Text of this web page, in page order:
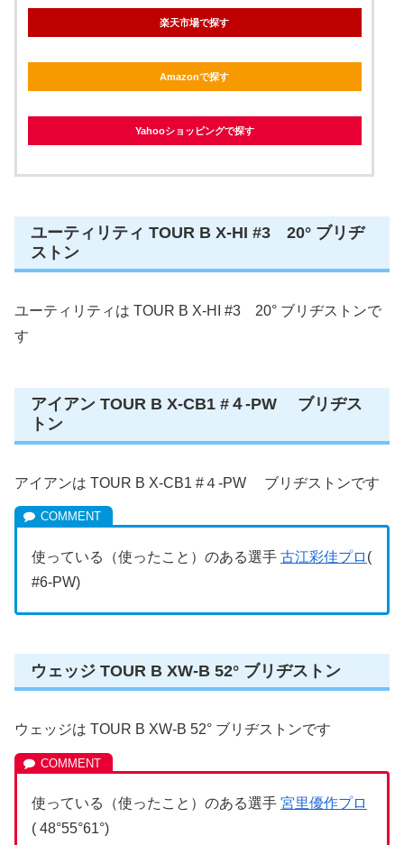
楽天市場で探す
Amazonで探す
Yahooショッピングで探す
ユーティリティ TOUR B X-HI #3 20° ブリヂ
ストン
ユーティリティは TOUR B X-HI #3 20° ブリヂストンで
す
アイアン TOUR B X-CB1 #４-PW ブリヂス
トン
アイアンは TOUR B X-CB1 #４-PW ブリヂストンです
使っている（使ったこと）のある選手 古江彩佳プロ (
#6-PW)
ウェッジ TOUR B XW-B 52° ブリヂストン
ウェッジは TOUR B XW-B 52° ブリヂストンです
使っている（使ったこと）のある選手 宮里優作プロ
( 48°55°61°)